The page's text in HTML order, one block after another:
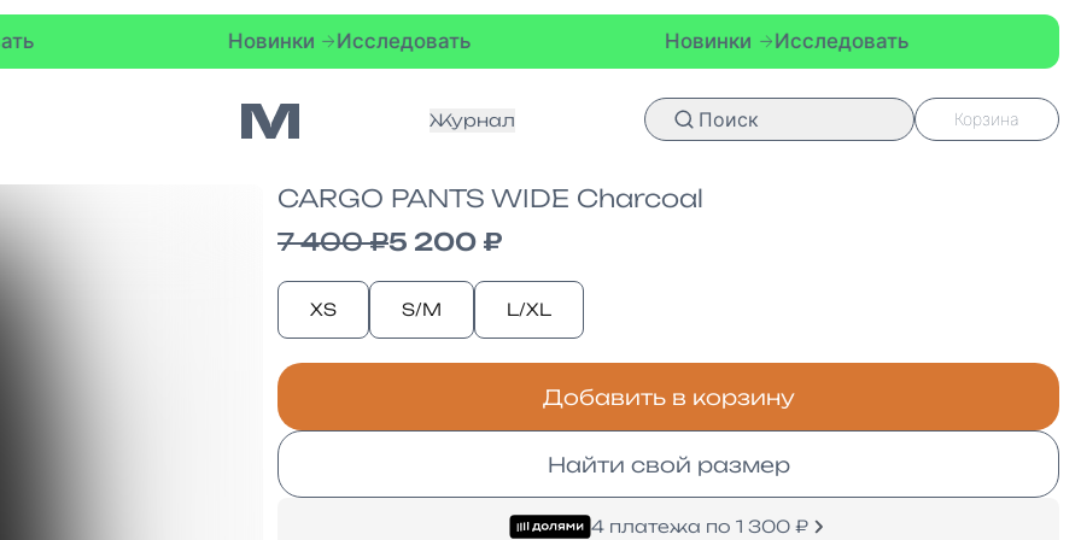
Исследовать Исследовать
Журнал Поиск Корзина
CARGO PANTS WIDE Charcoal
7 400 ₽5 200 ₽
XS S/M L/XL
Добавить в корзину
Найти свой размер
4 платежа по 1 300 ₽